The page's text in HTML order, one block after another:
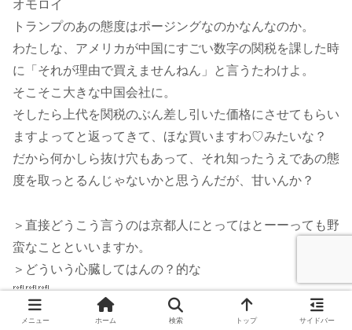
オモロイ
トランプのあの態度はポージングなのかなんなのか。
わたしな、アメリカが中国にすごい数字の関税を課した時
に「それが理由で買えませんねん」と言うたわけよ。
そこそこ大きな中国会社に。
そしたら上代を関税のぶん差し引いた価格にさせてもらい
ますよってと返ってきて、ほな買いますわ♡みたいな？
だから何かしら抜け穴もあって、それ知ったうえであの態
度を取っとるんじゃないかと思うんだが、甘いんか？
＞直接どうこう言うのは京都人にとってはとーーっても野
蛮なことといいますか。
＞どういう心臓してはんの？的な
🤣🤣🤣
メニュー ホーム 検索 トップ サイドバー